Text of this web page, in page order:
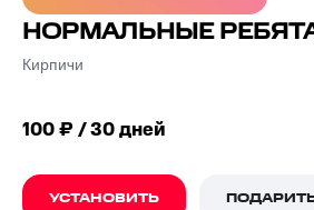
НОРМАЛЬНЫЕ
Кирпичи
100 ₽ / 30 дней
УСТАНОВИТЬ